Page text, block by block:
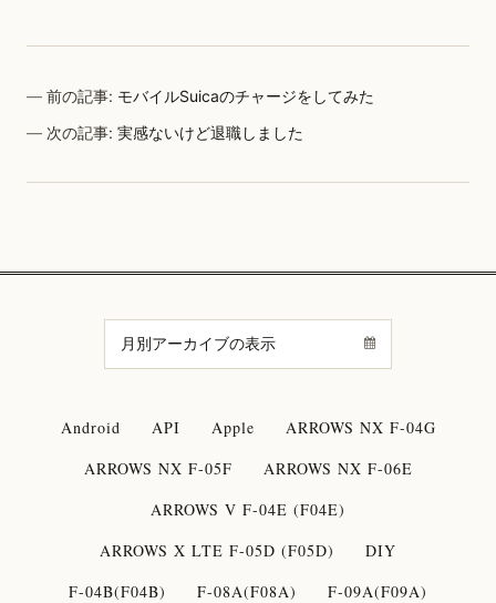
前の記事: モバイルSuicaのチャージをしてみた
次の記事:実感ないけど退職しました
Android API Apple
ARROWS NX F-04G
ARROWS NX F-05F
ARROWS NX F-06E
ARROWS V F-04E (F04E)
ARROWS X LTE F-05D (F05D)
DIY
F-04B(F04B)
F-08A(F08A)
F-09A(F09A)